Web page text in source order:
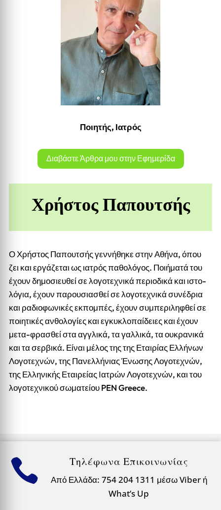
Ποιητής, Ιατρός
Διαβάστε Άρθρα μου στην Εφημερίδα
Χρήστος Παπουτσής
Ο Χρήστος Παπουτσής γεννήθηκε στην Αθήνα, όπου
ζει και εργάζεται ως ιατρός παθολόγος. Ποιήματά του
έχουν δημοσιευθεί σε λογοτεχνικά περιοδικά και ιστο-
λόγια, έχουν παρουσιασθεί σε λογοτεχνικά συνέδρια
και ραδιοφωνικές εκπομπές, έχουν συμπεριληφθεί σε
ποιητικές ανθολογίες και εγκυκλοπαίδειες και έχουν
μετα-φρασθεί στα αγγλικά, τα γαλλικά, τα ουκρανικά
και τα σερβικά. Είναι μέλος της της Εταιρίας Ελλήνων
Λογοτεχνών, της Πανελλήνιας Ένωσης Λογοτεχνών,
της Ελληνικής Εταιρείας Ιατρών Λογοτεχνών, και του
λογοτεχνικού σωματείου PEN Greece.
 Τηλέφωνα Επικοινωνίας
Από Ελλάδα: 754 204 1311 μέσω Viber ή
What’s Up